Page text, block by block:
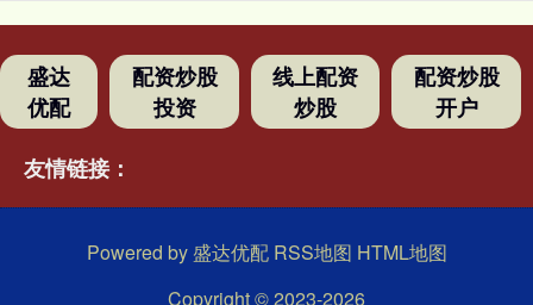
盛达
优配
配资炒股
投资
线上配资
炒股
配资炒股
开户
友情链接：
Powered by 盛达优配 RSS地图 HTML地图
Copyright© 2023-2026